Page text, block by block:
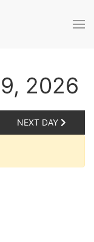
2026
NEXT DAY